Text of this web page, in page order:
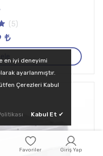
(5)
Favoriler Giriş Yap
en iyi deneyimi
ayarlanmıştır.
Çerezleri Kabul
Kabul Et ✔